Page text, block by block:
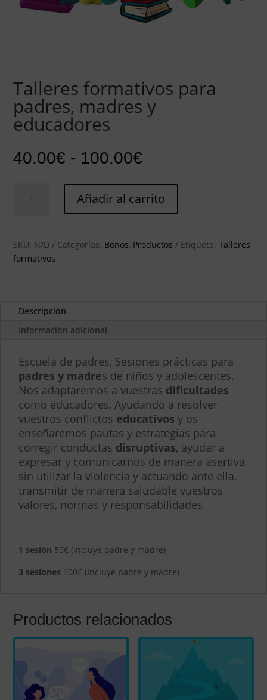
Talleres formativos para
padres, madres y
educadores
40.00€ - 100.00€
precios:
desde
40.00€
100.00€
madres
y
Añadir al carrito
SKU: N/D Categorías: Bonos, Productos Etiqueta:Talleres
formativos
Descripción
Información adicional
Escuela de padres, Sesiones prácticas para
padres y madres de niños y adolescentes.
Nos adaptaremos a vuestras dificultades
como educadores, Ayudando a resolver
vuestros conflictos educativos y os
enseñaremos pautas y estrategias para
corregir conductas disruptivas, ayudar a
expresar y comunicarnos de manera asertiva
sin utilizar la violencia y actuando ante ella,
transmitir de manera saludable vuestros
valores, normas y responsabilidades.
1 sesión 50€ (incluye padre y madre)
3 sesiones 100€ (Incluye padre y madre)
Productos relacionados